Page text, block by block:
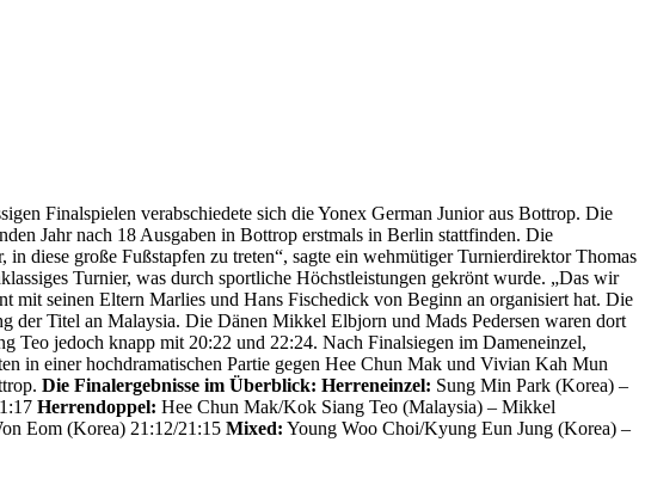
Finalspielen verabschiedete sich die Yonex German Junior aus Bottrop. Die
Jahr nach 18 Ausgaben in Bottrop erstmals in Berlin stattfinden. Die
diese große Fußstapfen zu treten“, sagte ein wehmütiger Turnierdirektor Thomas
Turnier, was durch sportliche Höchstleistungen gekrönt wurde. „Das wir
mit seinen Eltern Marlies und Hans Fischedick von Beginn an organisiert hat. Die
der Titel an Malaysia. Die Dänen Mikkel Elbjorn und Mads Pedersen waren dort
Teo jedoch knapp mit 20:22 und 22:24. Nach Finalsiegen im Dameneinzel,
in einer hochdramatischen Partie gegen Hee Chun Mak und Vivian Kah Mun
Die Finalergebnisse im Überblick: Herreneinzel: Sung Min Park (Korea) –
Herrendoppel: Hee Chun Mak/Kok Siang Teo (Malaysia) – Mikkel
Eom (Korea) 21:12/21:15 Mixed: Young Woo Choi/Kyung Eun Jung (Korea) –